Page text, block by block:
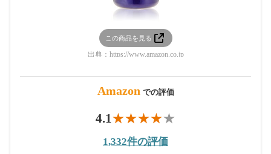
この商品を見る
出典： https://www.amazon.co.jp
Amazon での評価
4.1
1,332件の評価